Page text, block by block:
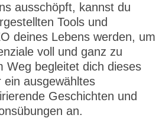
ausschöpft, kannst du
Tools und
deines Lebens werden, um
voll und ganz zu
Weg begleitet dich dieses
ein ausgewähltes
Geschichten und
an.